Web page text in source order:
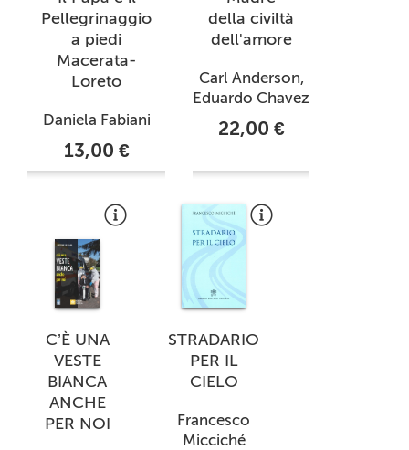
Pellegrinaggio
a piedi
Macerata-
Loreto
Daniela Fabiani
13,00 €
della civiltà
dell'amore
Carl Anderson,
Eduardo Chavez
22,00 €
C’È UNA
VESTE
BIANCA
ANCHE
PER NOI
STRADARIO
PER IL
CIELO
Francesco
Micciché